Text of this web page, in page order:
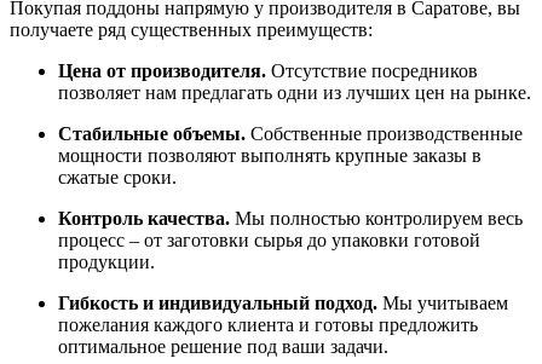
Покупая поддоны напрямую у производителя в Саратове, вы
получаете ряд существенных преимуществ:
Цена от производителя. Отсутствие посредников
позволяет нам предлагать одни из лучших цен на рынке.
Стабильные объемы. Собственные производственные
мощности позволяют выполнять крупные заказы в
сжатые сроки.
Контроль качества. Мы полностью контролируем весь
процесс – от заготовки сырья до упаковки готовой
продукции.
Гибкость и индивидуальный подход. Мы учитываем
пожелания каждого клиента и готовы предложить
оптимальное решение под ваши задачи.